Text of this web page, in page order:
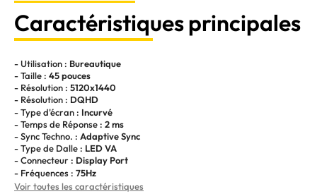
Caractéristiques principales
- Utilisation : Bureautique
- Taille : 45 pouces
- Résolution : 5120x1440
- Résolution : DQHD
- Type d'écran : Incurvé
- Temps de Réponse : 2 ms
- Sync Techno. : Adaptive Sync
- Type de Dalle : LED VA
- Connecteur : Display Port
- Fréquences : 75Hz
Voir toutes les caractéristiques